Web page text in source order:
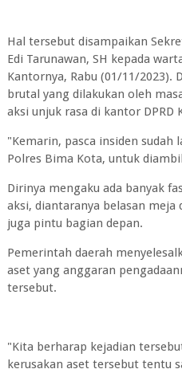
Hal tersebut disampaikan
Edi Tarunawan, SH kepada
Kantornya, Rabu (01/11/2023).
brutal yang dilakukan oleh
aksi unjuk rasa di kantor DPRD
"Kemarin, pasca insiden sudah
Polres Bima Kota, untuk
Dirinya mengaku ada banyak
aksi, diantaranya belasan meja
juga pintu bagian depan.
Pemerintah daerah
aset yang anggaran
tersebut.
"Kita berharap kejadian
kerusakan aset tersebut tentu